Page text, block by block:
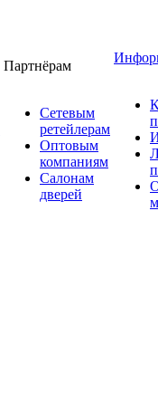
Партнёрам
Сетевым
ретейлерам
Оптовым
компаниям
Салонам
дверей